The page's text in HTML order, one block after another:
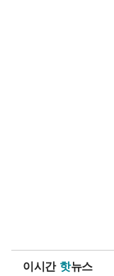
이시간 핫뉴스